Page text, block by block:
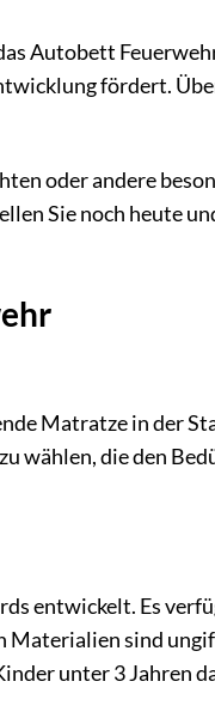
Autobett
fördert.
oder andere
Sie noch heute
Matratze in der
zu wählen, die den
entwickelt. Es
sind
unter 3 Jahren